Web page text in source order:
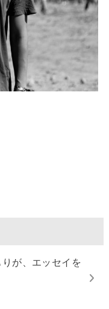
が、エッセイを